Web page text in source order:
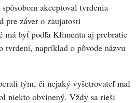
akceptoval tvrdenia
pre záver o zaujatosti
má byť podľa Klimenta aj prebratie
tvrdení, napríklad o pôvode názvu
tým, či nejaký vyšetrovateľ mal
niekto obvinený. Vždy sa rieši